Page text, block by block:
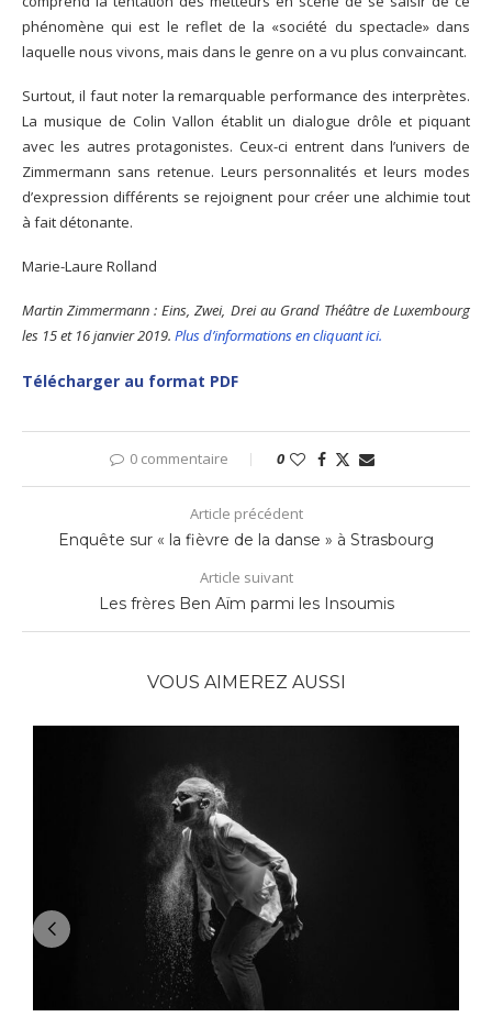
phénomène qui est le reflet de la «société du spectacle» dans
laquelle nous vivons, mais dans le genre on a vu plus convaincant.
Surtout, il faut noter la remarquable performance des interprètes.
La musique de Colin Vallon établit un dialogue drôle et piquant
avec les autres protagonistes. Ceux-ci entrent dans l’univers de
Zimmermann sans retenue. Leurs personnalités et leurs modes
d’expression différents se rejoignent pour créer une alchimie tout
à fait détonante.
Marie-Laure Rolland
Martin Zimmermann : Eins, Zwei, Drei au Grand Théâtre de Luxembourg
les 15 et 16 janvier 2019. Plus d’informations en cliquant ici.
Télécharger au format PDF
0 commentaire 0
Article précédent
Enquête sur « la fièvre de la danse » à Strasbourg
Article suivant
Les frères Ben Aïm parmi les Insoumis
VOUS AIMEREZ AUSSI